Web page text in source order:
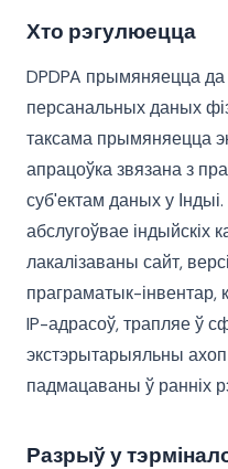
Хто рэгулюецца
DPDPA прымяняецца да
персанальных даных
таксама прымяняецца
апрацоўка звязана з
суб'ектам даных у
абслугоўвае індыйскіх
лакалізаваны сайт,
праграматык-інвентар,
IP-адрасоў, трапляе ў
экстэрытарыяльны
падмацаваны ў ранніх
Разрыў у